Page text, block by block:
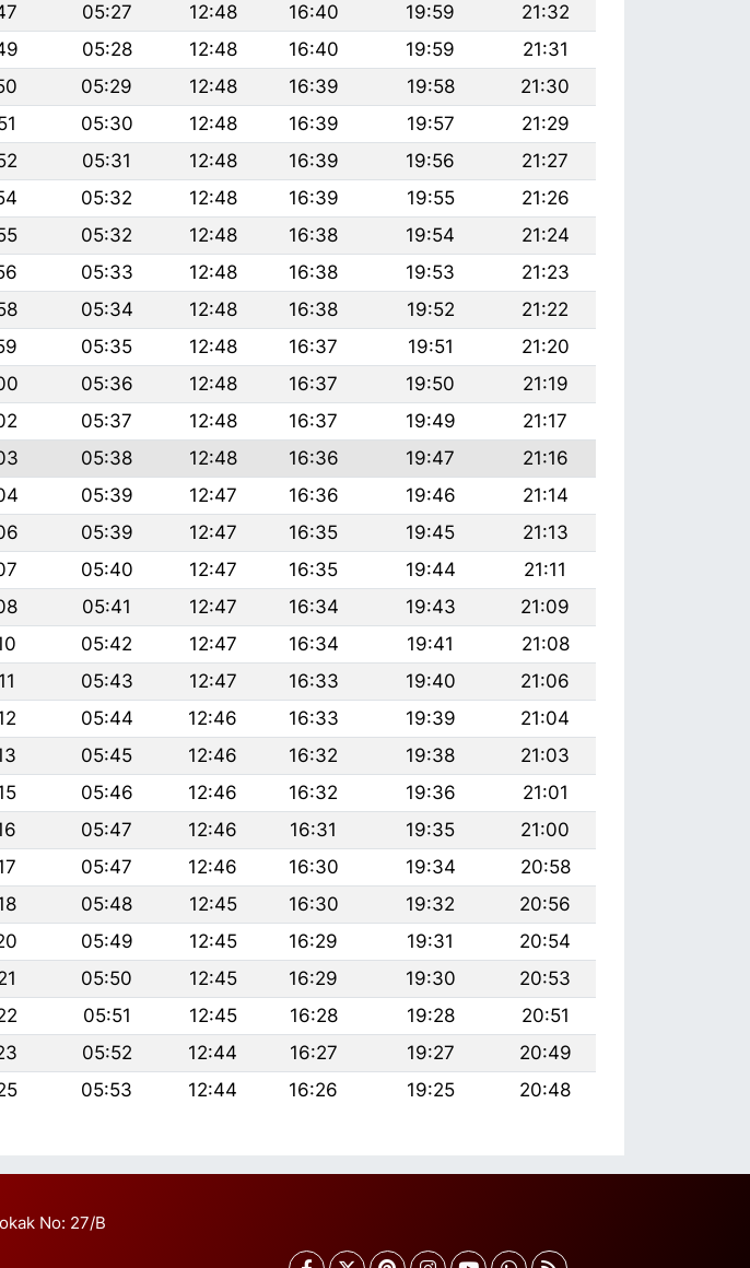
05:27 12:48 16:40 19:59
21:32
05:28 12:48 16:40 19:59
21:31
05:29 12:48 16:39 19:58
21:30
05:30 12:48 16:39 19:57
21:29
05:31 12:48 16:39 19:56
21:27
05:32 12:48 16:39 19:55
21:26
05:32 12:48 16:38 19:54
21:24
05:33 12:48 16:38 19:53
21:23
05:34 12:48 16:38 19:52
21:22
05:35 12:48 16:37 19:51
21:20
05:36 12:48 16:37 19:50
21:19
05:37 12:48 16:37 19:49
21:17
05:38 12:48 16:36 19:47
21:16
05:39 12:47 16:36 19:46
21:14
05:39 12:47 16:35 19:45
21:13
05:40 12:47 16:35 19:44
21:11
05:41 12:47 16:34 19:43
21:09
05:42 12:47 16:34 19:41
21:08
05:43 12:47 16:33 19:40
21:06
05:44 12:46 16:33 19:39
21:04
05:45 12:46 16:32 19:38
21:03
05:46 12:46 16:32 19:36
21:01
05:47 12:46 16:31 19:35
21:00
05:47 12:46 16:30 19:34
20:58
05:48 12:45 16:30 19:32
20:56
05:49 12:45 16:29 19:31
20:54
05:50 12:45 16:29 19:30
20:53
05:51 12:45 16:28 19:28
20:51
05:52 12:44 16:27 19:27
20:49
05:53 12:44 16:26 19:25 20:48
No: 27/B